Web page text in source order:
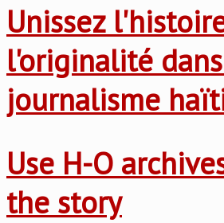
Unissez
l'originalité
journalisme
Use H-O
the story